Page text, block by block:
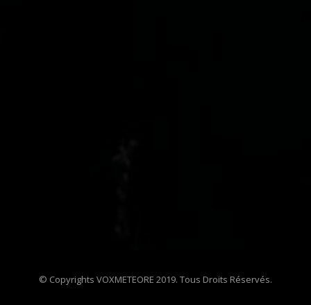
© Copyrights VOXMETEORE 2019. Tous Droits Réservés.